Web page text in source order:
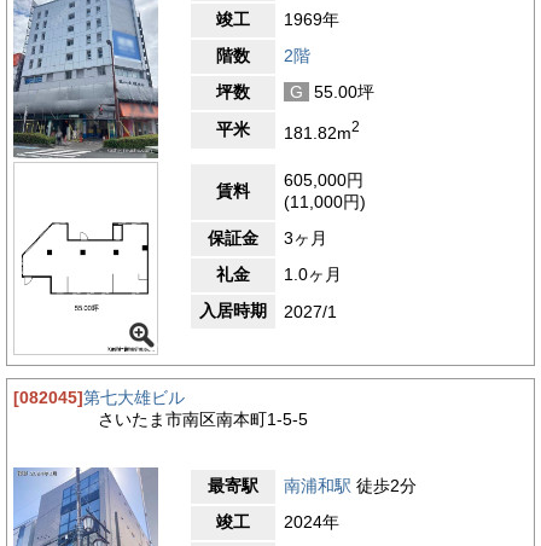
竣工
1969年
階数
2階
坪数
G
55.00坪
平米
181.82m2
賃料
605,000円
(11,000円)
保証金
3ヶ月
礼金
1.0ヶ月
入居時期
2027/1
[082045]第七大雄ビル
さいたま市南区南本町1-5-5
最寄駅 南浦和駅 徒歩2分
竣工
2024年